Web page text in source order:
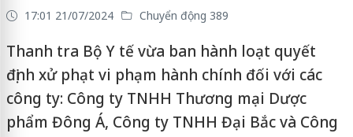
17:01 21/07/2024 Chuyển động 389
Thanh tra Bộ Y tế vừa ban hành loạt quyết
định xử phạt vi phạm hành chính đối với các
công ty: Công ty TNHH Thương mại Dược
phẩm Đông Á, Công ty TNHH Đại Bắc và Công